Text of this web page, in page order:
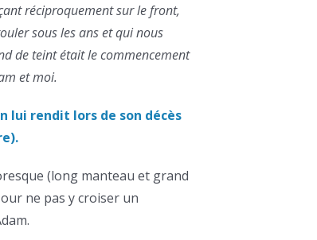
réciproquement sur le front,
sous les ans et qui nous
de teint était le commencement
et moi.
lui rendit lors de son décès
(long manteau et grand
ne pas y croiser un